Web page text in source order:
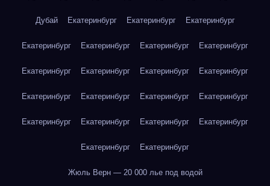
Дубай Екатеринбург Екатеринбург Екатеринбург
Екатеринбург Екатеринбург Екатеринбург Екатеринбург
Екатеринбург Екатеринбург Екатеринбург Екатеринбург
Екатеринбург Екатеринбург Екатеринбург Екатеринбург
Екатеринбург Екатеринбург Екатеринбург Екатеринбург
Екатеринбург Екатеринбург
Жюль Верн — 20 000 лье под водой